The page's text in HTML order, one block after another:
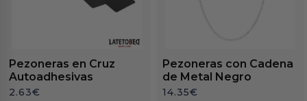
Pezoneras en Cruz
Autoadhesivas
2.63€
Pezoneras con Cadena
de Metal Negro
14.35€